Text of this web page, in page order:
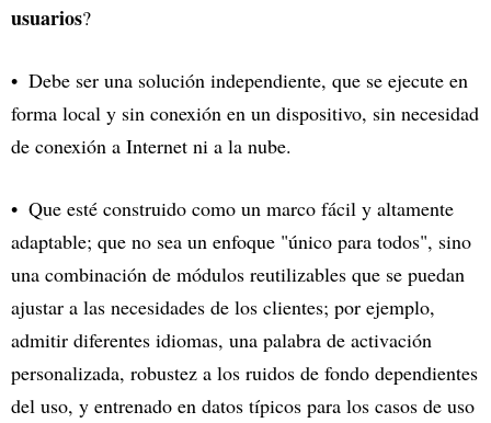
usuarios?
Debe ser una solución independiente, que se ejecute en
forma local y sin conexión en un dispositivo, sin necesidad
de conexión a Internet ni a la nube.
Que esté construido como un marco fácil y altamente
adaptable; que no sea un enfoque "único para todos", sino
una combinación de módulos reutilizables que se puedan
ajustar a las necesidades de los clientes; por ejemplo,
admitir diferentes idiomas, una palabra de activación
personalizada, robustez a los ruidos de fondo dependientes
del uso, y entrenado en datos típicos para los casos de uso